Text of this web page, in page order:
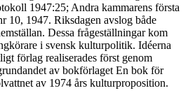
1947:25; Andra kammarens första
10, 1947. Riksdagen avslog både
Dessa frågeställningar kom
i svensk kulturpolitik. Idéerna
förlag realiserades först genom
av bokförlaget En bok för
av 1974 års kulturproposition.